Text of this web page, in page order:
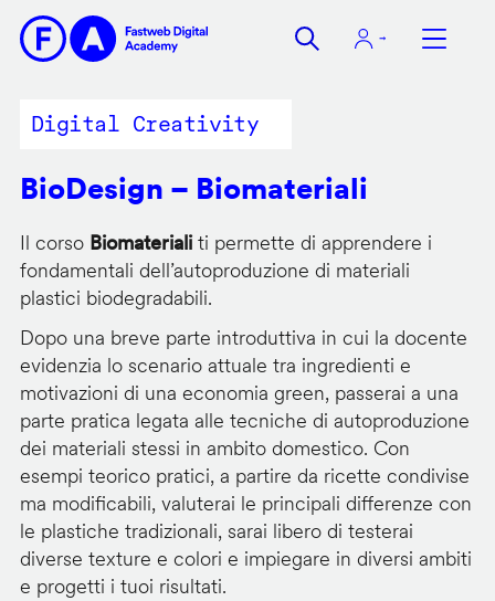
contenuto
Digital Creativity
BioDesign – Biomateriali
Il corso Biomaterialiti permette di apprendere i
fondamentali dell’autoproduzione di materiali
plastici biodegradabili.
Dopo una breve parte introduttiva in cui la docente
evidenzia lo scenario attuale tra ingredienti e
motivazioni di una economia green, passerai a una
parte pratica legata alle tecniche di autoproduzione
dei materiali stessi in ambito domestico. Con
esempi teorico pratici, a partire da ricette condivise
ma modificabili, valuterai le principali differenze con
le plastiche tradizionali, sarai libero di testerai
diverse texture e colori e impiegare in diversi ambiti
e progetti i tuoi risultati.